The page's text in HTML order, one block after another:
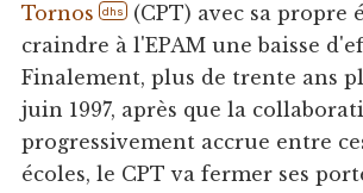
Tornos
dhs (CPT) avec sa propre
craindre à l'EPAM une baisse
Finalement, plus de trente ans
juin 1997, après que la
progressivement accrue entre
écoles, le CPT va fermer ses